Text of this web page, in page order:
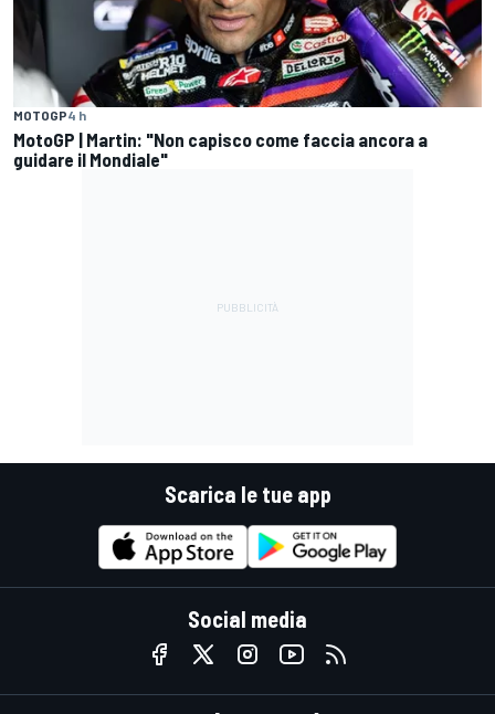
MOTOGP4 h
MotoGP | Martin: "Non capisco come faccia ancora a
guidare il Mondiale"
Scarica le tue app
Social media